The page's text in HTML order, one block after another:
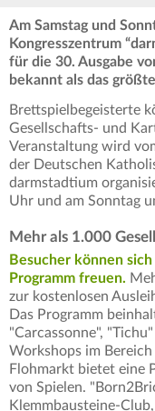
Am Samstag und
Kongresszentrum
für die 30. Ausgabe
bekannt als das
Brettspielbegeisterte
Gesellschafts- und
Veranstaltung wird
der Deutschen
darmstadtium
Uhr und am Sonntag
Mehr als 1.000
Besucher können
Programm freuen.
zur kostenlosen
Das Programm
"Carcassonne",
Workshops im
Flohmarkt bietet eine
von Spielen.
Klemmbausteine-